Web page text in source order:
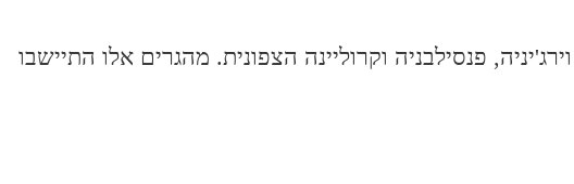
מהמושבות וירג'יניה, פנסילבניה וקרוליינה הצפונית. מהגרים אלו התיישבו